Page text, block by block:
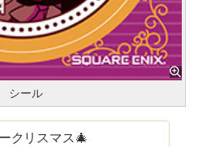
シール
クリスマス🎄